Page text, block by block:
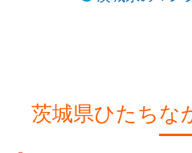
茨城県ひたちな